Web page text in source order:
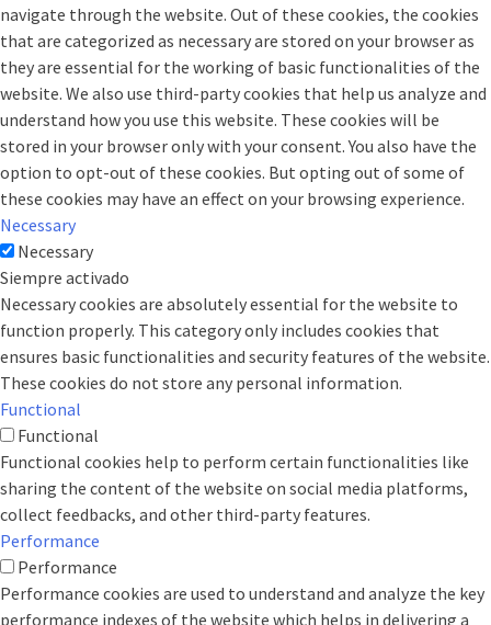
navigate through the website. Out of these cookies, the cookies
that are categorized as necessary are stored on your browser as
they are essential for the working of basic functionalities of the
website. We also use third-party cookies that help us analyze and
understand how you use this website. These cookies will be
stored in your browser only with your consent. You also have the
option to opt-out of these cookies. But opting out of some of
these cookies may have an effect on your browsing experience.
Necessary
Necessary
Siempre activado
Necessary cookies are absolutely essential for the website to
function properly. This category only includes cookies that
ensures basic functionalities and security features of the website.
These cookies do not store any personal information.
Functional
Functional
Functional cookies help to perform certain functionalities like
sharing the content of the website on social media platforms,
collect feedbacks, and other third-party features.
Performance
Performance
Performance cookies are used to understand and analyze the key
performance indexes of the website which helps in delivering a